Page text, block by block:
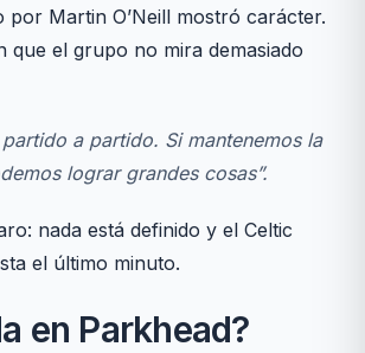
por Martin O’Neill mostró carácter.
que el grupo no mira demasiado
partido a partido. Si mantenemos la
lograr grandes cosas”.
nada está definido y el Celtic
el último minuto.
en Parkhead?